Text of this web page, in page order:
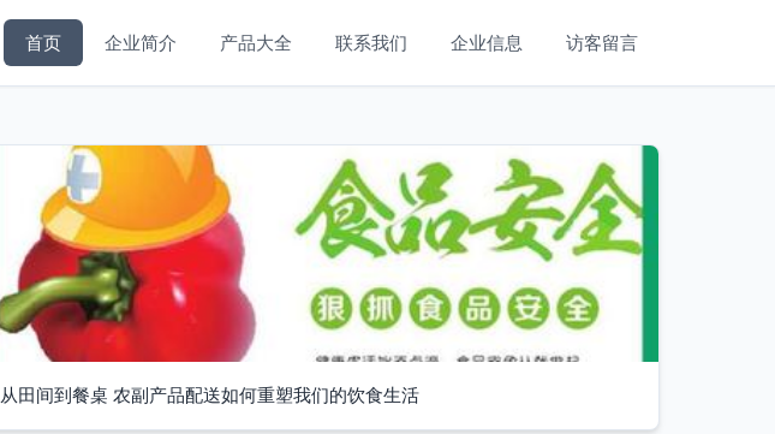
首页 企业简介 产品大全 联系我们 企业信息 访客留言
从田间到餐桌 农副产品配送如何重塑我们的饮食生活